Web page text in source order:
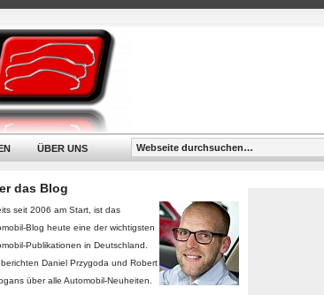
ÜBER UNS
das Blog
seit 2006 am Start, ist das
Blog heute eine der wichtigsten
Publikationen in Deutschland.
berichten Daniel Przygoda und Robert
über alle Automobil-Neuheiten.